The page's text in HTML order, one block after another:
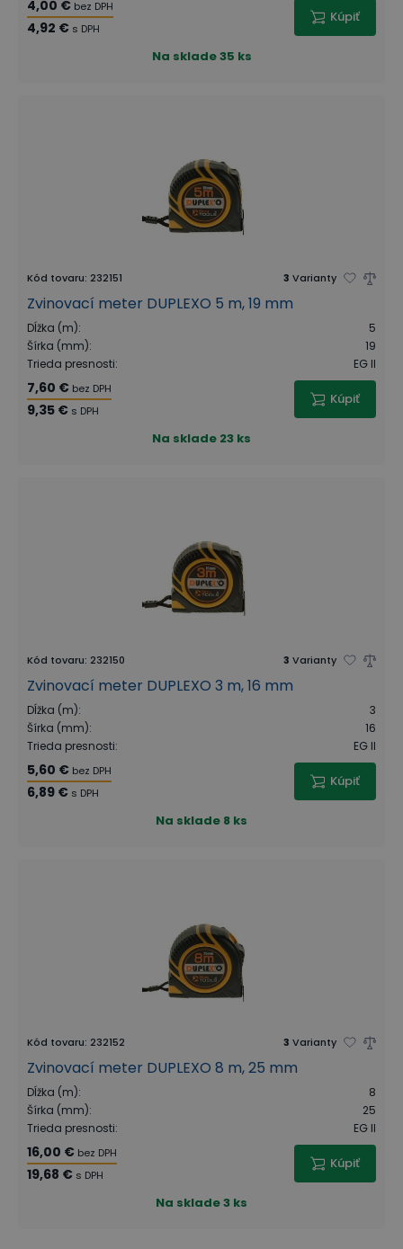
4,00 € bez DPH
4,92 € s DPH
Kúpiť
Na sklade35 ks
Kód tovaru: 232151 3 Varianty
Zvinovací meter DUPLEXO 5 m, 19 mm
Dĺžka (m):
5
Šírka (mm):
19
Trieda presnosti: EG II
7,60 € bez DPH
9,35 € s DPH
Kúpiť
Na sklade 23 ks
Kód tovaru: 232150 3 Varianty
Zvinovací meter DUPLEXO 3 m, 16 mm
Dĺžka (m):
3
Šírka (mm):
16
Trieda presnosti: EG II
5,60 € bez DPH
6,89 € s DPH
Kúpiť
Na sklade 8 ks
Kód tovaru: 232152 3 Varianty
Zvinovací meter DUPLEXO 8 m, 25 mm
Dĺžka (m):
8
Šírka (mm):
25
Trieda presnosti: EG II
16,00 € bez DPH
19,68 € s DPH
Kúpiť
Na sklade3 ks